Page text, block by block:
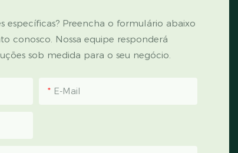
específicas? Preencha o formulário abaixo
conosco. Nossa equipe responderá
sob medida para o seu negócio.
E-Mail